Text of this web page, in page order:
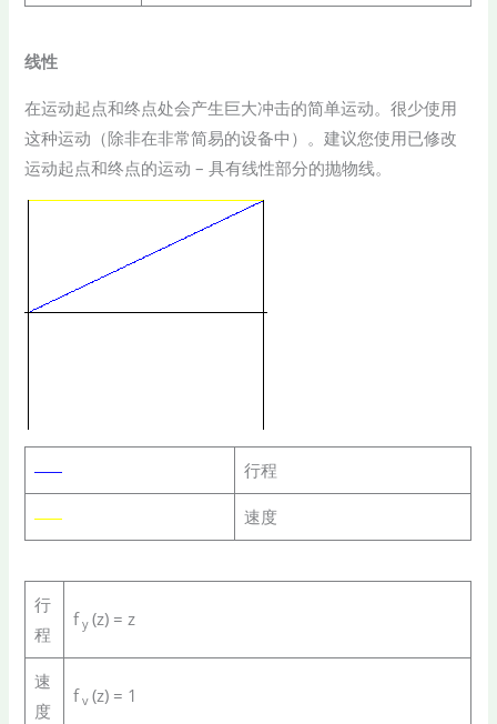
线性
在运动起点和终点处会产生巨大冲击的简单运动。很少使用
这种运动（除非在非常简易的设备中）。建议您使用已修改
运动起点和终点的运动 – 具有线性部分的抛物线。
行程
速度
行
程
f y (z) = z
速
度
f v (z) = 1